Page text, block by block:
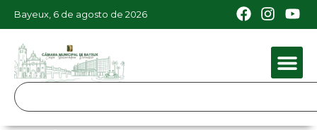
Bayeux, 6 de agosto de 2026